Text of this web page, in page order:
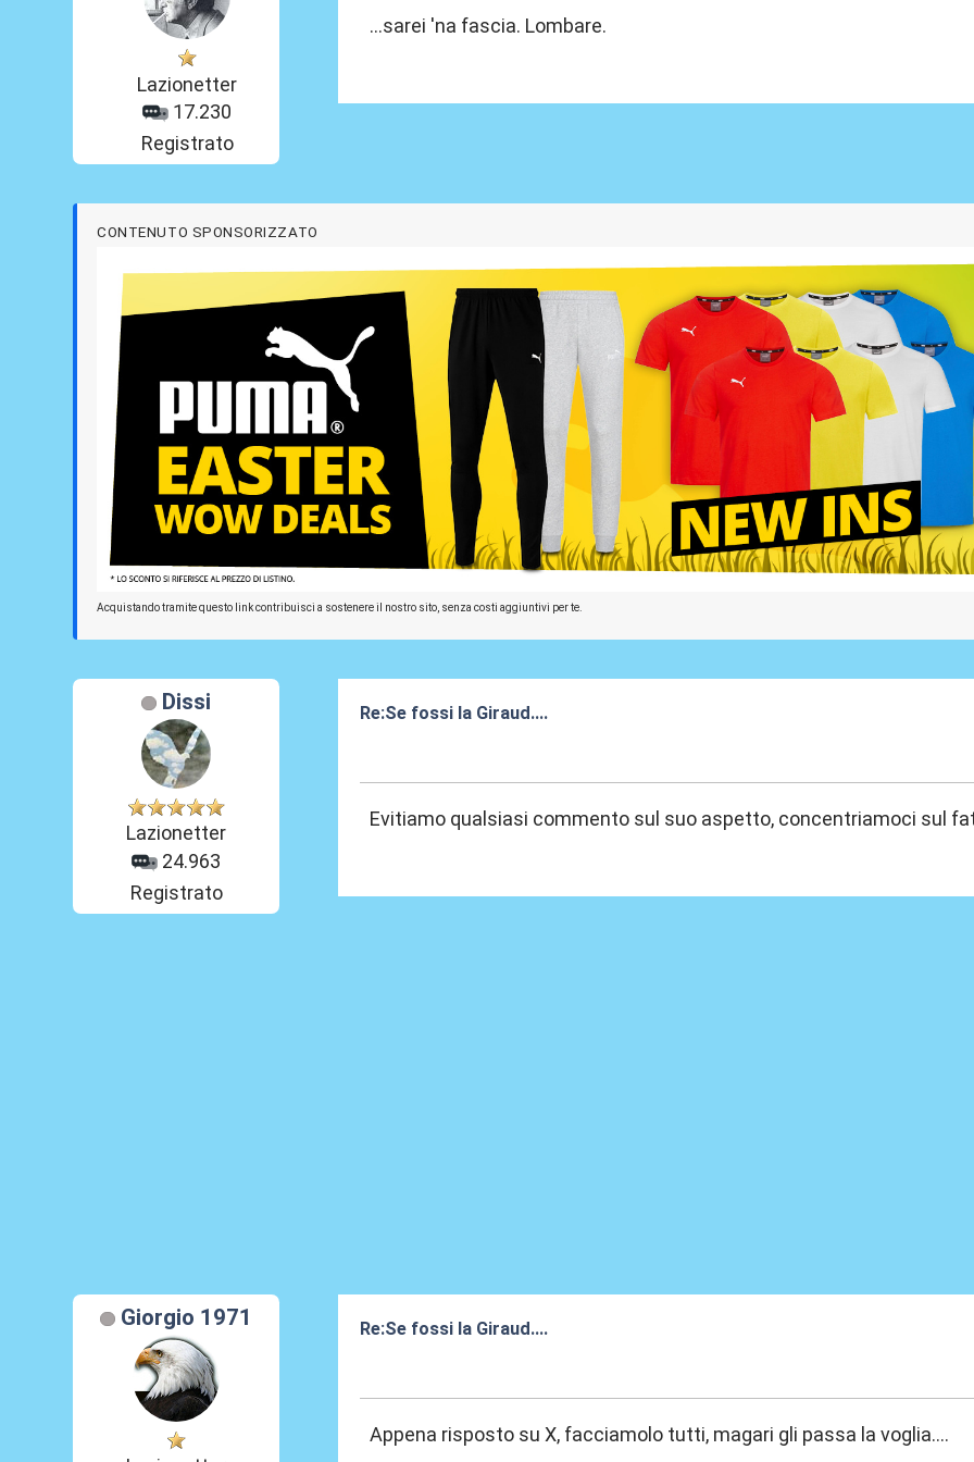
Lazionetter
17.230
Registrato
...sarei 'na fascia. Lombare.
CONTENUTO SPONSORIZZATO
Acquistando tramite questo link contribuisci a sostenere il nostro sito, senza costi aggiuntivi per te.
Dissi
Lazionetter
24.963
Registrato
Re:Se fossi la Giraud....
Evitiamo qualsiasi commento sul suo aspetto, concentriamoci sul
Giorgio 1971
Re:Se fossi la Giraud....
Appena risposto su X, facciamolo tutti, magari gli passa la voglia....